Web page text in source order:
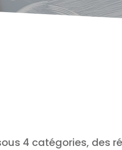
4 catégories, des